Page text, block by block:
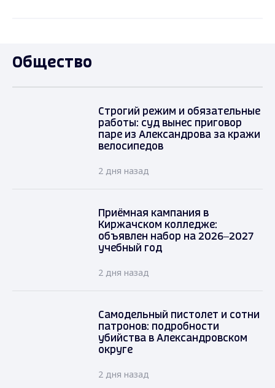
Общество
Строгий режим и обязательные
работы: суд вынес приговор
паре из Александрова за кражи
велосипедов
2 дня назад
Приёмная кампания в
Киржачском колледже:
объявлен набор на 2026–2027
учебный год
2 дня назад
Самодельный пистолет и сотни
патронов: подробности
убийства в Александровском
округе
2 дня назад